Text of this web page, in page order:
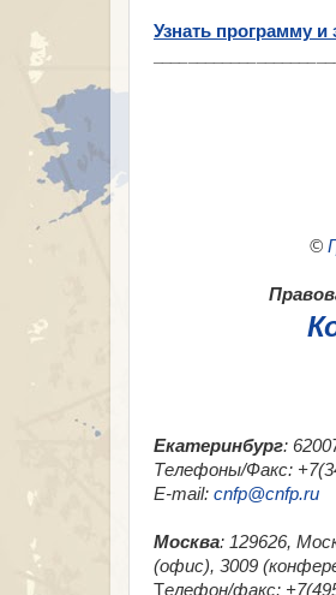
Узнать программу и
©
Екатеринбург:
Телефоны/Факс:
E-mail: cnfp@cnfp.ru
Москва: 129626,
(офис), 3009
Телефон/факс: